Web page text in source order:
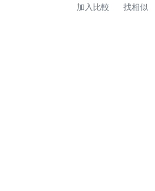
加入比較 找相似